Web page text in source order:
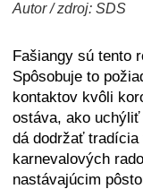
Autor / zdroj: SDS
Fašiangy sú tento
Spôsobuje to
kontaktov kvôli
ostáva, ako
dá dodržať tradícia
karnevalových
nastávajúcim